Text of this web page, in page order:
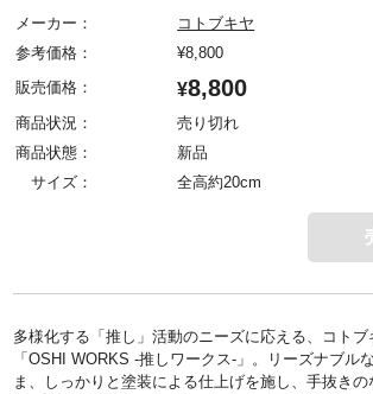
メーカー：
コトブキヤ
参考価格：
¥8,800
販売価格：
¥8,800
商品状況：
売り切れ
商品状態：
新品
サイズ：
全高約20cm
多様化する「推し」活動のニーズに応える、コトブ
「OSHI WORKS -推しワークス-」。リーズナブル
ま、しっかりと塗装による仕上げを施し、手抜き